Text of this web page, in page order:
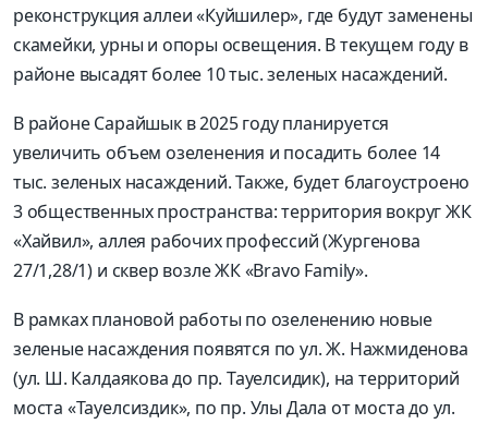
реконструкция аллеи «Куйшилер», где будут заменены
скамейки, урны и опоры освещения. В текущем году в
районе высадят более 10 тыс. зеленых насаждений.
В районе Сарайшык в 2025 году планируется
увеличить объем озеленения и посадить более 14
тыс. зеленых насаждений. Также, будет благоустроено
3 общественных пространства: территория вокруг ЖК
«Хайвил», аллея рабочих профессий (Жургенова
27/1,28/1) и сквер возле ЖК «Bravo Family».
В рамках плановой работы по озеленению новые
зеленые насаждения появятся по ул. Ж. Нажмиденова
(ул. Ш. Калдаякова до пр. Тауелсидик), на территорий
моста «Тауелсиздик», по пр. Улы Дала от моста до ул.